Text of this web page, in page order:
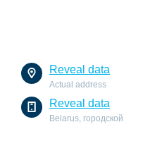
Reveal data
Actual address
Reveal data
Belarus, городской